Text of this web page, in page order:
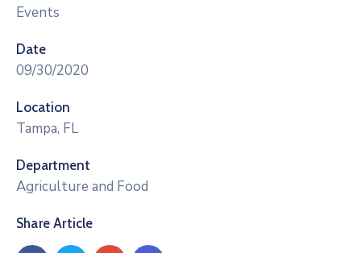
Events
Date
09/30/2020
Location
Tampa, FL
Department
Agriculture and Food
Share Article